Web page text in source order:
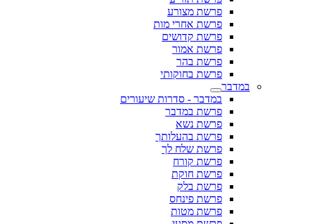
פרשת מצורע
פרשת אחרי מות
פרשת קדושים
פרשת אמור
פרשת בהר
פרשת בחוקותי
במדבר
במדבר - סדרות שיעורים
פרשת במדבר
פרשת נשא
פרשת בהעלותך
פרשת שלח לך
פרשת קורח
פרשת חוקת
פרשת בלק
פרשת פינחס
פרשת מטות